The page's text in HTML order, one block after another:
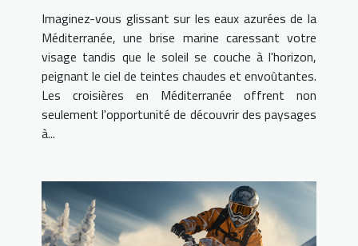
Imaginez-vous glissant sur les eaux azurées de la
Méditerranée, une brise marine caressant votre
visage tandis que le soleil se couche à l'horizon,
peignant le ciel de teintes chaudes et envoûtantes.
Les croisières en Méditerranée offrent non
seulement l'opportunité de découvrir des paysages
à...